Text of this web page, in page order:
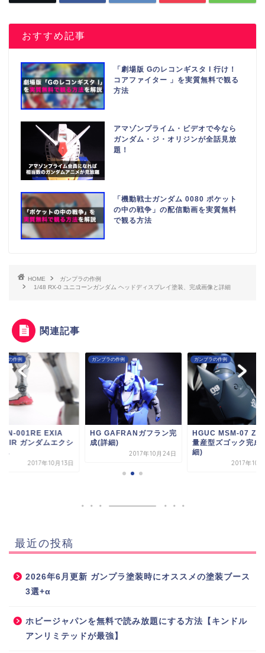
おすすめ記事
「劇場版 Gのレコンギスタ I 行け！
コアファイター 」を実質無料で観る
方法
アマゾンプライム・ビデオで今なら
ガンダム・ジ・オリジンが全話見放
題！
「機動戦士ガンダム 0080 ポケット
の中の戦争」の配信動画を実質無料
で観る方法
HOME
ガンプラの作例
1/48 RX-0 ユニコーンガンダム ヘッドディスプレイ塗装、完成画像と詳細
関連記事
ラの作例
ガフラン完
細)
ガンプラの作例
HGUC MSM-07 Z'GOK
量産型ズゴック完成(詳
ガンプラの作例
HG GN-001RE
REPAIR ガンダムエ
アリ...
2017年10
最近の投稿
2026年6月更新 ガンプラ塗装時にオススメの塗装ブース
3選+α
ホビージャパンを無料で読み放題にする方法【キンドル
アンリミテッドが最強】